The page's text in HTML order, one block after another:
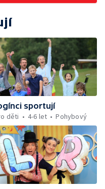
sportují
děti
4-6 let Pohybový